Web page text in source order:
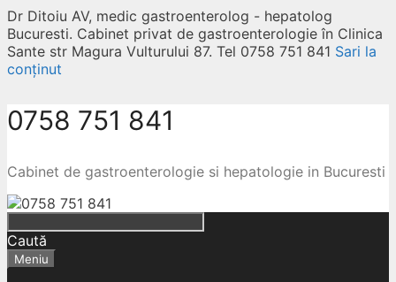
Dr Ditoiu AV, medic gastroenterolog - hepatolog
Bucuresti. Cabinet privat de gastroenterologie în Clinica
Sante str Magura Vulturului 87. Tel 0758 751 841 Sari la
conținut
0758 751 841
Cabinet de gastroenterologie si hepatologie in Bucuresti
Caută
Meniu